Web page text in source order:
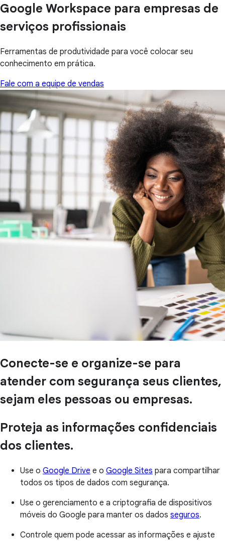
Google Workspace para empresas de
serviços profissionais
Ferramentas de produtividade para você colocar seu
conhecimento em prática.
Fale com a equipe de vendas
Conecte-se e organize-se para
atender com segurança seus clientes,
sejam eles pessoas ou empresas.
Proteja as informações confidenciais
dos clientes.
Use o Google Drive e o Google Sites para compartilhar
todos os tipos de dados com segurança.
Use o gerenciamento e a criptografia de dispositivos
móveis do Google para manter os dados seguros.
Controle quem pode acessar as informações e ajuste